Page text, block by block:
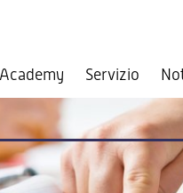
Academy Servizio